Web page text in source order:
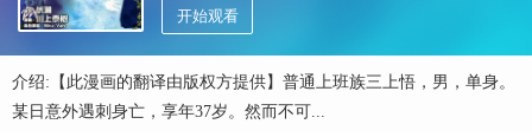
开始观看
介绍:【此漫画的翻译由版权方提供】普通上班族三上悟，男，单身。
某日意外遇刺身亡，享年37岁。然而不可...